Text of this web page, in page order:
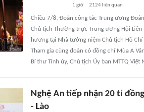
1 giờ 2124 liên quan
Chiều 7/8, Đoàn công tác Trung ương
Chủ tịch Thường trực Trung ương Hội
hương tại Nhà tưởng niệm Chủ tịch Hồ
Tham gia cùng đoàn có đồng chí Mùa A
Bí thư Tỉnh ủy, Chủ tịch Ủy ban MTTQ Việt
Nghệ An tiếp nhận 20 tỉ
- Lào